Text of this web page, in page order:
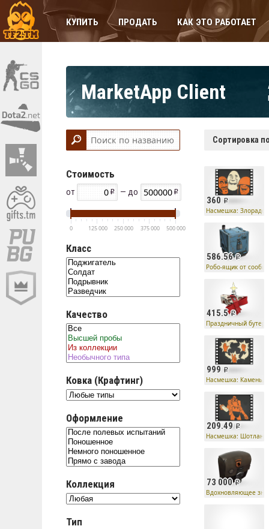
КУПИТЬ ПРОДАТЬ КАК ЭТО РАБОТАЕТ
MarketApp Client
Стоимость
от — до
0 125 000 250 000 375 000 500 000
Класс
Качество
Ковка (Крафтинг)
Оформление
Коллекция
Тип
Сортировка
360
Насмешка:
586.56
Робо-ящик от
415.5
Праздничный
999
Насмешка: Камень,
209.49
Насмешка:
73 000
Вдохновляющее